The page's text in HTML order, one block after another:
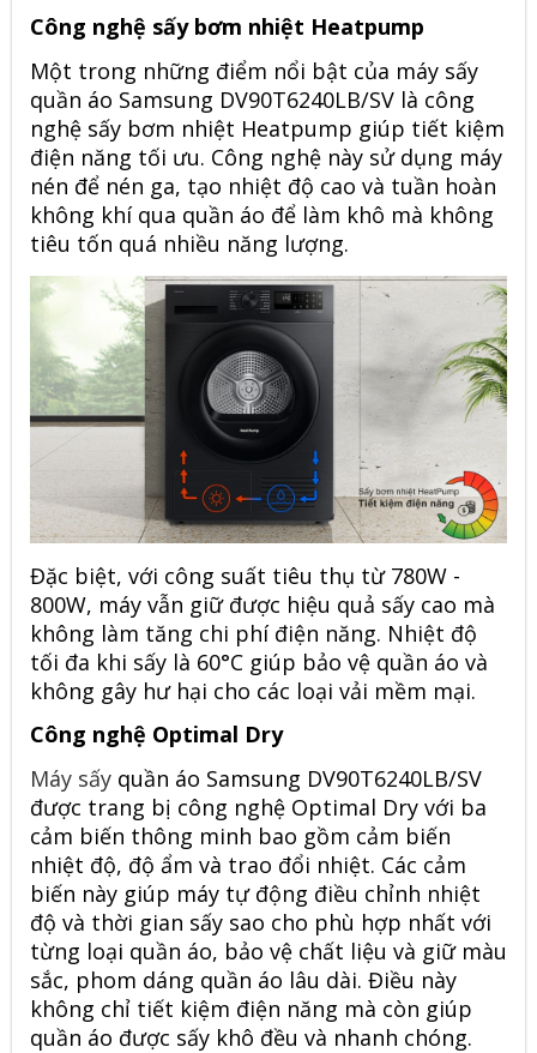
Công nghệ sấy bơm nhiệt Heatpump
Một trong những điểm nổi bật của máy sấy
quần áo Samsung DV90T6240LB/SV là công
nghệ sấy bơm nhiệt Heatpump giúp tiết kiệm
điện năng tối ưu. Công nghệ này sử dụng máy
nén để nén ga, tạo nhiệt độ cao và tuần hoàn
không khí qua quần áo để làm khô mà không
tiêu tốn quá nhiều năng lượng.
Đặc biệt, với công suất tiêu thụ từ 780W -
800W, máy vẫn giữ được hiệu quả sấy cao mà
không làm tăng chi phí điện năng. Nhiệt độ
tối đa khi sấy là 60°C giúp bảo vệ quần áo và
không gây hư hại cho các loại vải mềm mại.
Công nghệ Optimal Dry
Máy sấy quần áo Samsung DV90T6240LB/SV
được trang bị công nghệ Optimal Dry với ba
cảm biến thông minh bao gồm cảm biến
nhiệt độ, độ ẩm và trao đổi nhiệt. Các cảm
biến này giúp máy tự động điều chỉnh nhiệt
độ và thời gian sấy sao cho phù hợp nhất với
từng loại quần áo, bảo vệ chất liệu và giữ màu
sắc, phom dáng quần áo lâu dài. Điều này
không chỉ tiết kiệm điện năng mà còn giúp
quần áo được sấy khô đều và nhanh chóng.